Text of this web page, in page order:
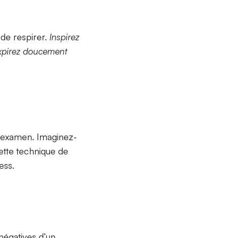
respirer. Inspirez
doucement
Imaginez-
technique de